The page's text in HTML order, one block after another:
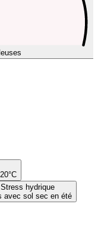
Stress hydrique
avec sol sec en été